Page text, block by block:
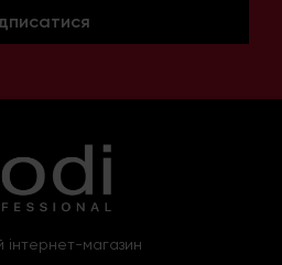
інтернет-магазин